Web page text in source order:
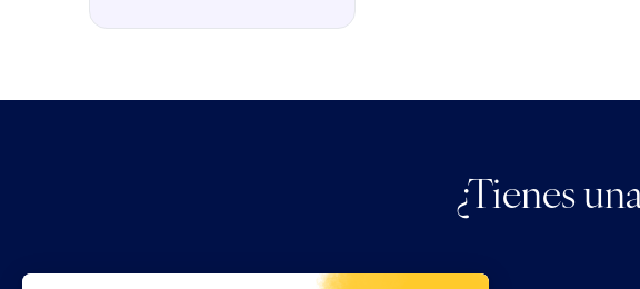
¿Tienes